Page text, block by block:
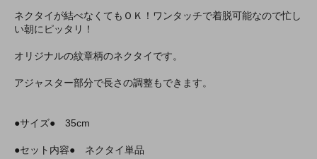
ネクタイが結べなくてもＯＫ！ワンタッチで着脱可能なので忙し
い朝にピッタリ！
オリジナルの紋章柄のネクタイです。
アジャスター部分で長さの調整もできます。
●サイズ● 35cm
●セット内容● ネクタイ単品